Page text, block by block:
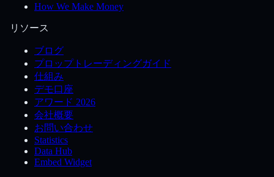
How We Make Money
リソース
ブログ
プロップトレーディングガイド
仕組み
デモ口座
アワード 2026
会社概要
お問い合わせ
Statistics
Data Hub
Embed Widget